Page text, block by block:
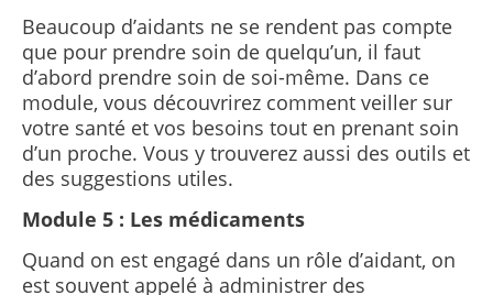
Beaucoup d’aidants ne se rendent pas compte
que pour prendre soin de quelqu’un, il faut
d’abord prendre soin de soi-même. Dans ce
module, vous découvrirez comment veiller sur
votre santé et vos besoins tout en prenant soin
d’un proche. Vous y trouverez aussi des outils et
des suggestions utiles.
Module 5 : Les médicaments
Quand on est engagé dans un rôle d’aidant, on
est souvent appelé à administrer des